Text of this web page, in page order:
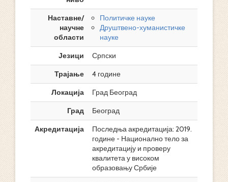
Наставне/
научне
области
Политичке науке
Друштвено-хуманистичке
науке
Језици
Српски
Трајање
4 године
Локација
Град Београд
Град
Београд
Акредитација
Последња акредитација: 2019.
године - Национално тело за
акредитацију и проверу
квалитета у високом
образовању Србије